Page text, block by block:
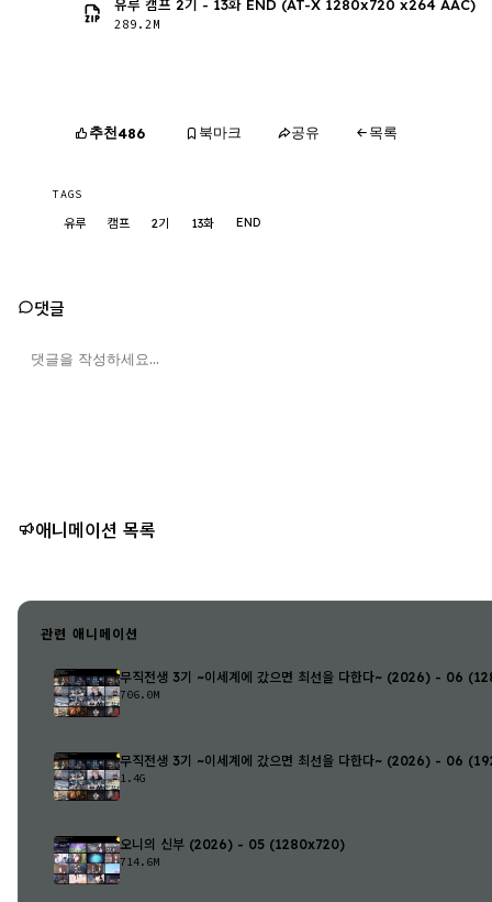
유루 캠프 2기 - 13화 END (AT-X 1280x720 x264 AAC)
289.2M
추천486 북마크 공유 목록
TAGS
유루 캠프 2기 13화 END
댓글
애니메이션 목록
관련 애니메이션
무직전생 3기 ~이세계에 갔으면 최선을 다한다~ (2026) - 06
706.0M
무직전생 3기 ~이세계에 갔으면 최선을 다한다~ (2026) - 06
1.4G
오니의 신부 (2026) - 05 (1280x720)
714.6M